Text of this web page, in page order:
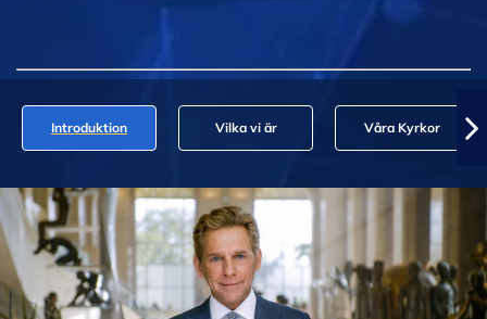
Introduktion Vilka vi är Våra Kyrkor